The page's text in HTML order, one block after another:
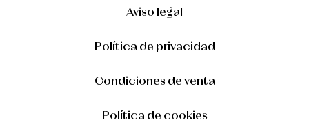
Aviso legal
Política de privacidad
Condiciones de venta
Política de cookies